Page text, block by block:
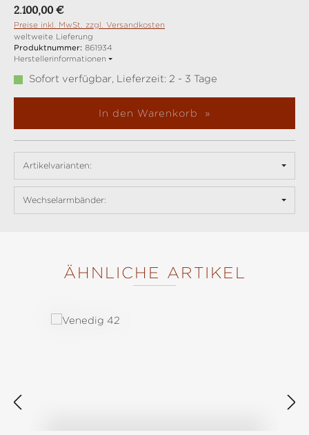
Regulärer Preis:
2.100,00 €
Preise inkl. MwSt. zzgl. Versandkosten
weltweite Lieferung
Produktnummer: 861934
Herstellerinformationen
Sofort verfügbar, Lieferzeit: 2 - 3 Tage
In den Warenkorb
Artikelvarianten:
Wechselarmbänder:
ÄHNLICHE ARTIKEL